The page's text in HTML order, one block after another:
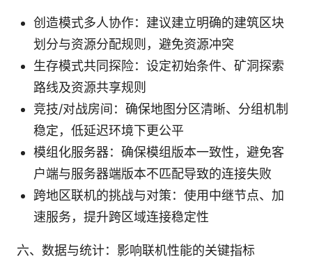
创造模式多人协作：建议建立明确的建筑区块
划分与资源分配规则，避免资源冲突
生存模式共同探险：设定初始条件、矿洞探索
路线及资源共享规则
竞技/对战房间：确保地图分区清晰、分组机制
稳定，低延迟环境下更公平
模组化服务器：确保模组版本一致性，避免客
户端与服务器端版本不匹配导致的连接失败
跨地区联机的挑战与对策：使用中继节点、加
速服务，提升跨区域连接稳定性
六、数据与统计：影响联机性能的关键指标